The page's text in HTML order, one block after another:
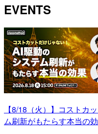
EVENTS
【8/18（火）】コストカ
ム刷新がもたらす本当の